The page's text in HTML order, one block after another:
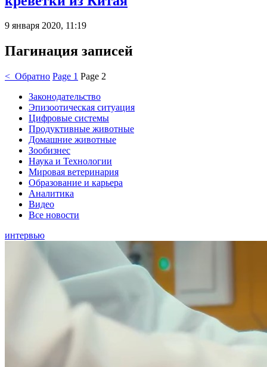
9 января 2020, 11:19
Пагинация записей
< Обратно Page 1 Page 2
Законодательство
Эпизоотическая ситуация
Цифровые системы
Продуктивные животные
Домашние животные
Зообизнес
Наука и Технологии
Мировая ветеринария
Образование и карьера
Аналитика
Видео
Все новости
интервью